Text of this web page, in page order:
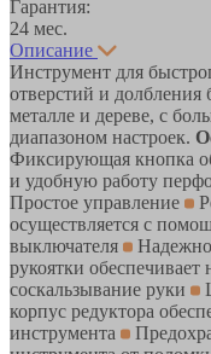
Гарантия:
24 мес.
Описание
Инструмент для
отверстий и долбления
металле и дереве, с
диапазоном настроек.
Фиксирующая кнопка
и удобную работу
Простое управление
осуществляется с
выключателя
рукоятки
соскальзывание руки
корпус редуктора
инструмента